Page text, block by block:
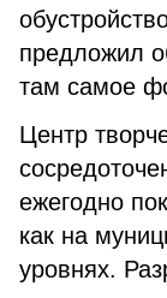
предложил
там самое
Центр
ежегодно
как на
уровнях.